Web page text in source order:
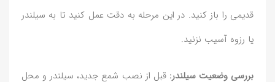
قدیمی را باز کنید. در این مرحله به دقت عمل کنید تا به سیلندر
یا رزوه آسیب نزنید.
بررسی وضعیت سیلندر: قبل از نصب شمع جدید، سیلندر و محل